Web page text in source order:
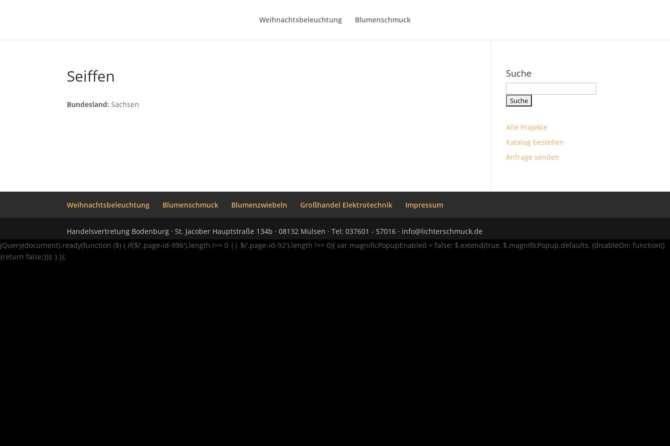
Weihnachtsbeleuchtung Blumenschmuck
Seiffen
Bundesland:Sachsen
Suche
eingeben
Alle Projekte
Katalog bestellen
Anfrage senden
Weihnachtsbeleuchtung Blumenschmuck Blumenzwiebeln Großhandel Elektrotechnik Impressum
Handelsvertretung Bodenburg · St. Jacober Hauptstraße 134b · 08132 Mülsen · Tel: 037601 - 57016 · info@lichterschmuck.de
jQuery(document).ready(function ($) { if($('.page-id-996').length !== 0 || $('.page-id-92').length !== 0){ var magnificPopupEnabled = false; $.extend(true, $.magnificPopup.defaults, {disableOn: function()
{return false;}}); } });